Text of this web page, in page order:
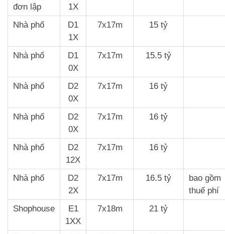
đơn lập
1X
Nhà phố
D1
1X
7x17m 15 tỷ
Nhà phố
D1
0X
7x17m 15.5 tỷ
Nhà phố
D2
0X
7x17m 16 tỷ
Nhà phố
D2
0X
7x17m 16 tỷ
Nhà phố
D2
12X
7x17m 16 tỷ
Nhà phố
D2
2X
7x17m 16.5 tỷ
bao gồm
thuế phí
Shophouse
E1
1XX
7x18m 21 tỷ